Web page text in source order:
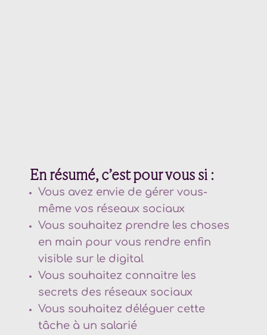
En résumé, c’est pour vous si :
Vous avez envie de gérer vous-
même vos réseaux sociaux
Vous souhaitez prendre les choses
en main pour vous rendre enfin
visible sur le digital
Vous souhaitez connaitre les
secrets des réseaux sociaux
Vous souhaitez déléguer cette
tâche à un salarié